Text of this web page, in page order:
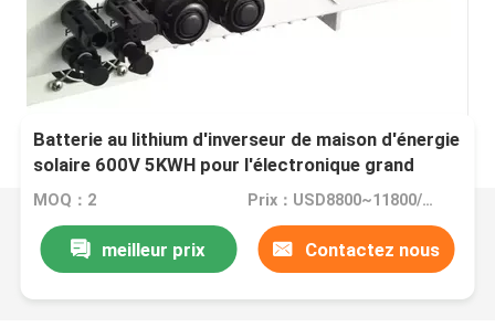
Batterie au lithium d'inverseur de maison d'énergie
solaire 600V 5KWH pour l'électronique grand
public
MOQ：2 Prix：USD8800~11800/Piece
meilleur prix Contactez nous